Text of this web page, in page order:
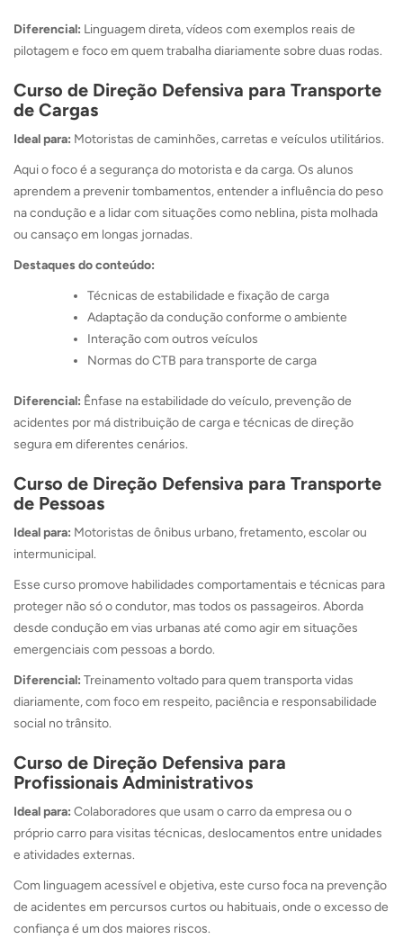
Diferencial: Linguagem direta, vídeos com exemplos reais de
pilotagem e foco em quem trabalha diariamente sobre duas rodas.
Curso de Direção Defensiva para Transporte
de Cargas
Ideal para: Motoristas de caminhões, carretas e veículos utilitários.
Aqui o foco é a segurança do motorista e da carga. Os alunos
aprendem a prevenir tombamentos, entender a influência do peso
na condução e a lidar com situações como neblina, pista molhada
ou cansaço em longas jornadas.
Destaques do conteúdo:
Técnicas de estabilidade e fixação de carga
Adaptação da condução conforme o ambiente
Interação com outros veículos
Normas do CTB para transporte de carga
Diferencial: Ênfase na estabilidade do veículo, prevenção de
acidentes por má distribuição de carga e técnicas de direção
segura em diferentes cenários.
Curso de Direção Defensiva para Transporte
de Pessoas
Ideal para: Motoristas de ônibus urbano, fretamento, escolar ou
intermunicipal.
Esse curso promove habilidades comportamentais e técnicas para
proteger não só o condutor, mas todos os passageiros. Aborda
desde condução em vias urbanas até como agir em situações
emergenciais com pessoas a bordo.
Diferencial: Treinamento voltado para quem transporta vidas
diariamente, com foco em respeito, paciência e responsabilidade
social no trânsito.
Curso de Direção Defensiva para
Profissionais Administrativos
Ideal para: Colaboradores que usam o carro da empresa ou o
próprio carro para visitas técnicas, deslocamentos entre unidades
e atividades externas.
Com linguagem acessível e objetiva, este curso foca na prevenção
de acidentes em percursos curtos ou habituais, onde o excesso de
confiança é um dos maiores riscos.